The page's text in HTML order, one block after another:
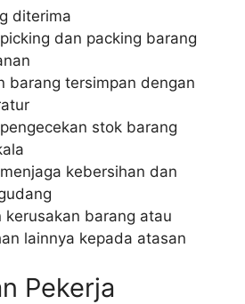
diterima
dan packing barang
barang tersimpan dengan
stok barang
kebersihan dan
kerusakan barang atau
lainnya kepada atasan
Pekerja